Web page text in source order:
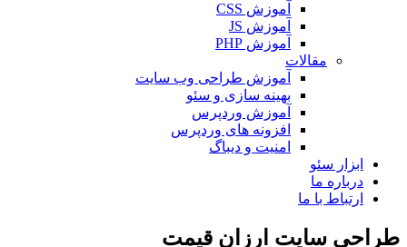
آموزش CSS
آموزش JS
آموزش PHP
مقالات
آموزش طراحی وب سایت
بهینه سازی و سئو
آموزش وردپرس
افزونه های وردپرس
امنیت و دیباگ
سئو
ما
با ما
سایت ارزان قیمت